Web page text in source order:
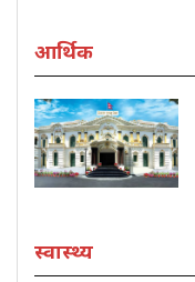
आर्थिक
स्वास्थ्य